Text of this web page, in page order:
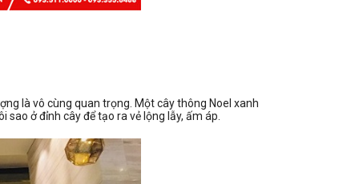
là vô cùng quan trọng. Một cây thông Noel xanh
ở đỉnh cây để tạo ra vẻ lộng lẫy, ấm áp.